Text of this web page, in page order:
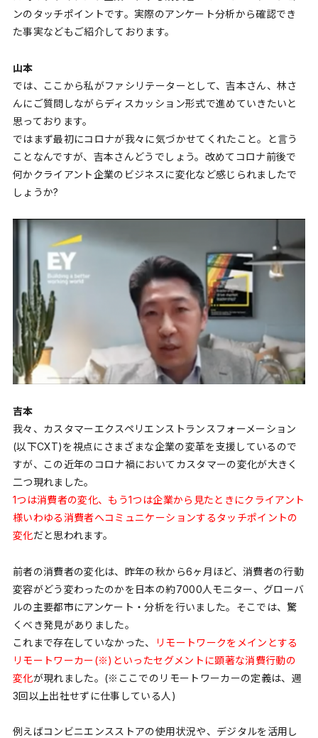
ンのタッチポイントです。実際のアンケート分析から確認でき
た事実などもご紹介しております。
山本
では、ここから私がファシリテーターとして、吉本さん、林さ
んにご質問しながらディスカッション形式で進めていきたいと
思っております。
ではまず最初にコロナが我々に気づかせてくれたこと。と言う
ことなんですが、吉本さんどうでしょう。改めてコロナ前後で
何かクライアント企業のビジネスに変化など感じられましたで
しょうか?
吉本
我々、カスタマーエクスペリエンストランスフォーメーション
(以下CXT)を視点にさまざまな企業の変革を支援しているので
すが、この近年のコロナ禍においてカスタマーの変化が大きく
二つ現れました。
1つは消費者の変化、もう1つは企業から見たときにクライアント
様いわゆる消費者へコミュニケーションするタッチポイントの
変化だと思われます。
前者の消費者の変化は、昨年の秋から6ヶ月ほど、消費者の行動
変容がどう変わったのかを日本の約7000人モニター、グローバ
ルの主要都市にアンケート・分析を行いました。そこでは、驚
くべき発見がありました。
これまで存在していなかった、
リモートワークをメインとする
リモートワーカー(※)といったセグメントに顕著な消費行動の
変化が現れました。(※ここでのリモートワーカーの定義は、週
3回以上出社せずに仕事している人)
例えばコンビニエンスストアの使用状況や、デジタルを活用し